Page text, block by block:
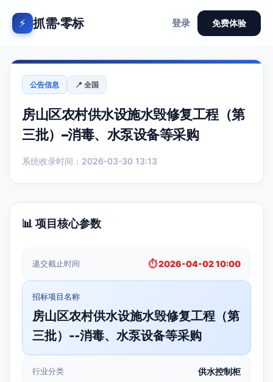
⚡ 抓需·零标 登录 免费体验
公告信息 📍 全国
房山区农村供水设施水毁修复工程（第
三批）–消毒、水泵设备等采购
系统收录时间：2026-03-30 13:13
📊 项目核心参数
递交截止时间 ⏱️ 2026-04-02 10:00
招标项目名称
房山区农村供水设施水毁修复工程（第
三批）--消毒、水泵设备等采购
行业分类 供水控制柜